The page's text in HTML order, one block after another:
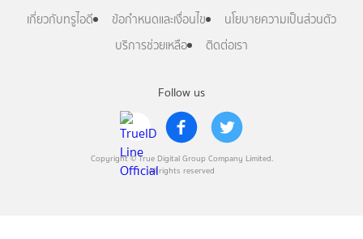
Follow us
Copyright © True Digital Group Company Limited.
All rights reserved
เกี่ยวกับทรูไอดี ข้อกำหนดและเงื่อนไข
นโยบายความเป็นส่วนตัว
บริการช่วยเหลือ
ติดต่อเรา